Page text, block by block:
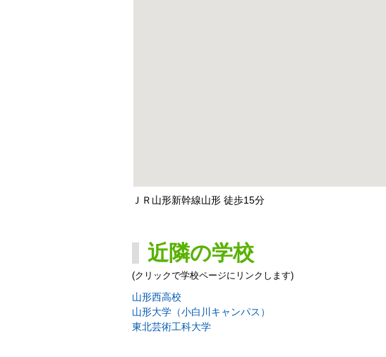
ＪＲ山形新幹線山形 徒歩15分
近隣の学校
(クリックで学校ページにリンクします)
山形西高校
山形大学（小白川キャンパス）
東北芸術工科大学